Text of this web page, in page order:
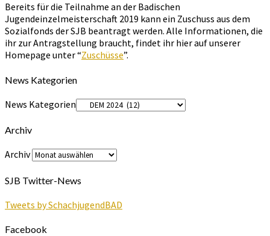
Bereits für die Teilnahme an der Badischen
Jugendeinzelmeisterschaft 2019 kann ein Zuschuss aus dem
Sozialfonds der SJB beantragt werden. Alle Informationen, die
ihr zur Antragstellung braucht, findet ihr hier auf unserer
Homepage unter “Zuschüsse”.
News Kategorien
News Kategorien
Archiv
Archiv
SJB Twitter-News
Tweets by SchachjugendBAD
Facebook